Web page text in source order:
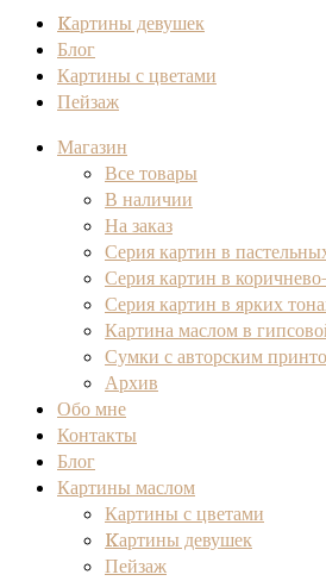
Kартины девушек
Блог
Картины с цветами
Пейзаж
Магазин
Все товары
В наличии
На заказ
Серия картин в
Серия картин в
Серия картин в ярких
Картина маслом в
Сумки с авторским
Архив
Обо мне
Контакты
Блог
Картины маслом
Картины с цветами
Kартины девушек
Пейзаж